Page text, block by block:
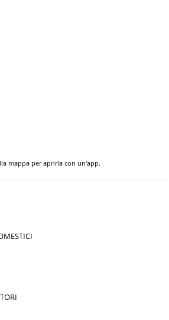
mappa per aprirla con un'app.